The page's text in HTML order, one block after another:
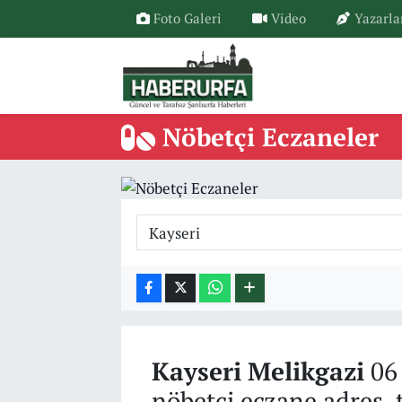
Foto Galeri Video
Nöbetçi Eczaneler
KayseriMelikgazi06